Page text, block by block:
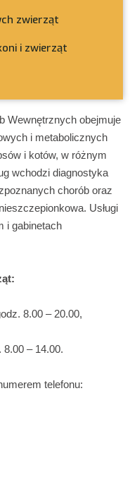
zwierząt
i zwierząt
Wewnętrznych obejmuje
i metabolicznych
i kotów, w różnym
wchodzi diagnostyka
chorób oraz
Usługi
i gabinetach
8.00 – 20.00,
– 14.00.
telefonu: